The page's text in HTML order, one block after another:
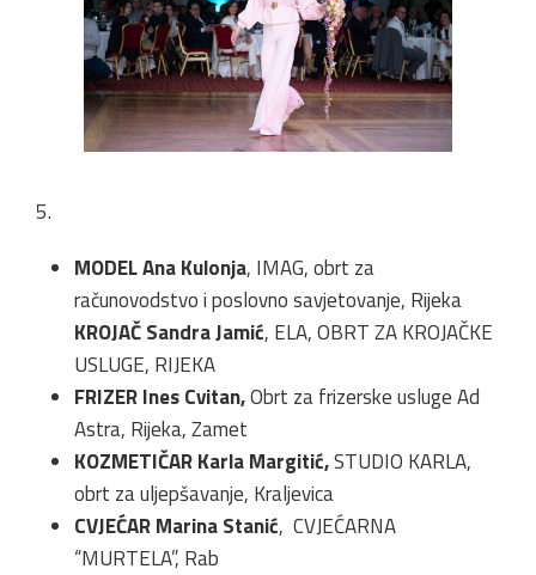
5.
MODEL Ana Kulonja, IMAG, obrt za
računovodstvo i poslovno savjetovanje, Rijeka
KROJAČ Sandra Jamić, ELA, OBRT ZA KROJAČKE
USLUGE, RIJEKA
FRIZER Ines Cvitan,Obrt za frizerske usluge Ad
Astra, Rijeka, Zamet
KOZMETIČAR Karla Margitić,STUDIO KARLA,
obrt za uljepšavanje, Kraljevica
CVJEĆAR Marina Stanić, CVJEĆARNA
“MURTELA”, Rab